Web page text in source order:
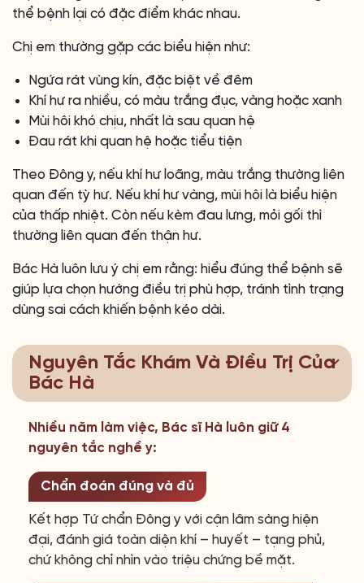
thể bệnh lại có đặc điểm khác nhau.
Chị em thường gặp các biểu hiện như:
Ngứa rát vùng kín, đặc biệt về đêm
Khí hư ra nhiều, có màu trắng đục, vàng hoặc xanh
Mùi hôi khó chịu, nhất là sau quan hệ
Đau rát khi quan hệ hoặc tiểu tiện
Theo Đông y, nếu khí hư loãng, màu trắng thường liên
quan đến tỳ hư. Nếu khí hư vàng, mùi hôi là biểu hiện
của thấp nhiệt. Còn nếu kèm đau lưng, mỏi gối thì
thường liên quan đến thận hư.
Bác Hà luôn lưu ý chị em rằng: hiểu đúng thể bệnh sẽ
giúp lựa chọn hướng điều trị phù hợp, tránh tình trạng
dùng sai cách khiến bệnh kéo dài.
Nguyên Tắc Khám Và Điều Trị Của
Bác Hà
Nhiều năm làm việc, Bác sĩ Hà luôn giữ 4
nguyên tắc nghề y:
Chẩn đoán đúng và đủ
Kết hợp Tứ chẩn Đông y với cận lâm sàng hiện
đại, đánh giá toàn diện khí – huyết – tạng phủ,
chứ không chỉ nhìn vào triệu chứng bề mặt.